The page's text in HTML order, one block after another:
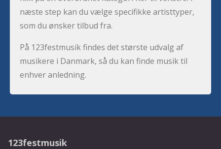
næste step kan du vælge specifikke artisttyper,
som du ønsker tilbud fra.
På 123festmusik findes det største udvalg af
musikere i Danmark, så du kan finde musik til
enhver anledning.
123festmusik